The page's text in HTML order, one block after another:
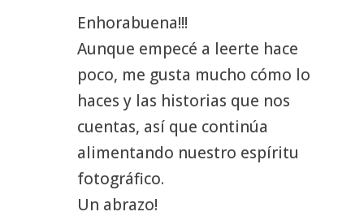
Enhorabuena!!!
Aunque empecé a leerte hace
poco, me gusta mucho cómo lo
haces y las historias que nos
cuentas, así que continúa
alimentando nuestro espíritu
fotográfico.
Un abrazo!